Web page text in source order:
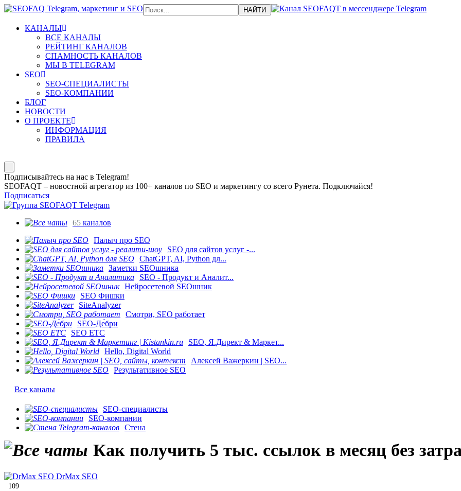
КАНАЛЫ
ВСЕ КАНАЛЫ
РЕЙТИНГ КАНАЛОВ
СПАМНОСТЬ КАНАЛОВ
МЫ В TELEGRAM
SEO
SEO-СПЕЦИАЛИСТЫ
SEO-КОМПАНИИ
БЛОГ
НОВОСТИ
О ПРОЕКТЕ
ИНФОРМАЦИЯ
ПРАВИЛА
Подписывайтесь на нас в Telegram!
SEOFAQT – новостной агрегатор из 100+ каналов по SEO и маркетингу со всего Рунета. Подключайся!
Подписаться
65 каналов
Палыч про SEO
SEO для сайтов услуг -...
ChatGPT, AI, Python дл...
Заметки SEOшника
SEO - Продукт и Аналит...
Нейросетевой SEOшник
SEO Фишки
SiteAnalyzer
Смотри, SEO работает
SEO-Де́бри
SEO ETC
SEO, Я.Директ & Маркет...
Hello, Digital World
Алексей Важеркин | SEO...
Результативное SEO
Все каналы
SEO-специалисты
SEO-компании
Стена
Как получить 5 тыс. ссылок в месяц без
DrMax SEO
109